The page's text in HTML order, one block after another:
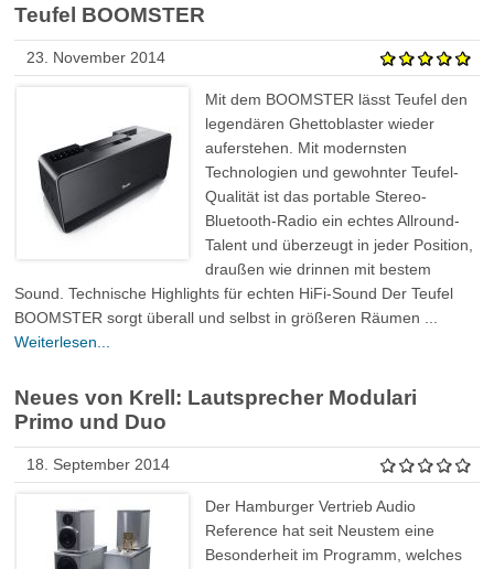
Teufel BOOMSTER
23. November 2014
Mit dem BOOMSTER lässt Teufel den
legendären Ghettoblaster wieder
auferstehen. Mit modernsten
Technologien und gewohnter Teufel-
Qualität ist das portable Stereo-
Bluetooth-Radio ein echtes Allround-
Talent und überzeugt in jeder Position,
draußen wie drinnen mit bestem
Sound. Technische Highlights für echten HiFi-Sound Der Teufel
BOOMSTER sorgt überall und selbst in größeren Räumen ...
Weiterlesen...
Neues von Krell: Lautsprecher Modulari
Primo und Duo
18. September 2014
Der Hamburger Vertrieb Audio
Reference hat seit Neustem eine
Besonderheit im Programm, welches